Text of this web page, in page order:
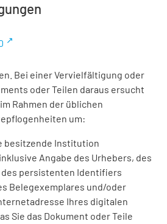
Bei einer Vervielfältigung oder
oder Teilen daraus ersucht
Rahmen der üblichen
um:
besitzende Institution
Angabe des Urhebers, des
persistenten Identifiers
Belegexemplares und/oder
Ihres digitalen
Sie das Dokument oder Teile